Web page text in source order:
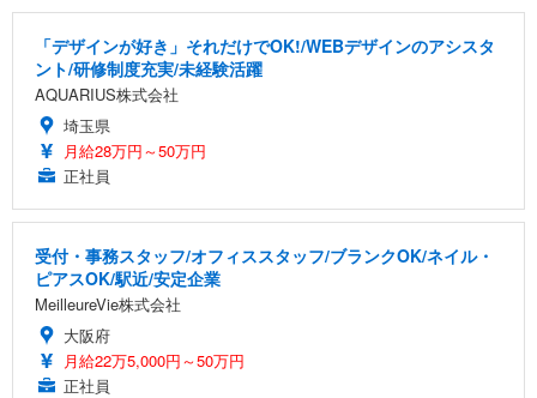
「デザインが好き」それだけでOK!/WEBデザインのアシスタ
ント/研修制度充実/未経験活躍
AQUARIUS株式会社
埼玉県
月給28万円～50万円
正社員
受付・事務スタッフ/オフィススタッフ/ブランクOK/ネイル・
ピアスOK/駅近/安定企業
MeilleureVie株式会社
大阪府
月給22万5,000円～50万円
正社員